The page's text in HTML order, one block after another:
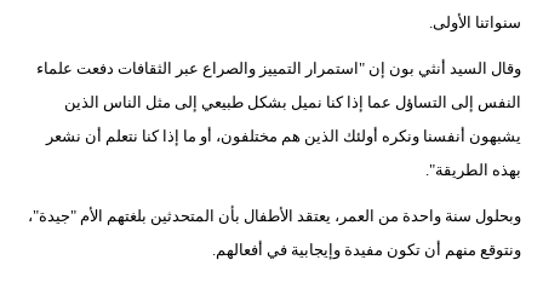
سنواتنا الأولى.
وقال السيد أنثي بون إن "استمرار التمييز والصراع عبر الثقافات دفعت علماء
النفس إلى التساؤل عما إذا كنا نميل بشكل طبيعي إلى مثل الناس الذين
يشبهون أنفسنا ونكره أولئك الذين هم مختلفون، أو ما إذا كنا نتعلم أن نشعر
بهذه الطريقة".
وبحلول سنة واحدة من العمر، يعتقد الأطفال بأن المتحدثين بلغتهم الأم "جيدة"،
ونتوقع منهم أن تكون مفيدة وإيجابية في أفعالهم.